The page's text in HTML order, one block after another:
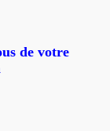
de votre